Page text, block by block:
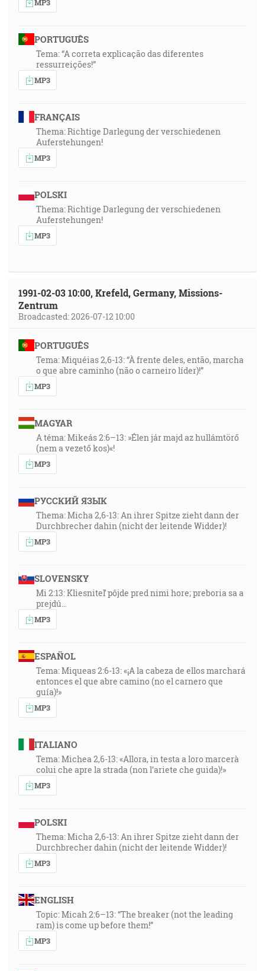
PORTUGUÊS
Tema: “A correta explicação das diferentes
ressurreições!”
MP3
FRANÇAIS
Thema: Richtige Darlegung der verschiedenen
Auferstehungen!
MP3
POLSKI
Thema: Richtige Darlegung der verschiedenen
Auferstehungen!
MP3
1991-02-03 10:00, Krefeld, Germany, Missions-
Zentrum
Broadcasted: 2026-07-12 10:00
PORTUGUÊS
Tema: Miquéias 2,6-13: “À frente deles, então, marcha
o que abre caminho (não o carneiro líder)!”
MP3
MAGYAR
A téma: Mikeás 2:6–13: »Élen jár majd az hullámtörő
(nem a vezető kos)«!
MP3
РУССКИЙ ЯЗЫК
Thema: Micha 2,6-13: An ihrer Spitze zieht dann der
Durchbrecher dahin (nicht der leitende Widder)!
MP3
SLOVENSKY
Mi 2:13: Kliesniteľ pôjde pred nimi hore; preboria sa a
prejdú…
MP3
ESPAÑOL
Tema: Miqueas 2:6-13: «¡A la cabeza de ellos marchará
entonces el que abre camino (no el carnero que
guía)!»
MP3
ITALIANO
Tema: Michea 2,6-13: «Allora, in testa a loro marcerà
colui che apre la strada (non l’ariete che guida)!»
MP3
POLSKI
Thema: Micha 2,6-13: An ihrer Spitze zieht dann der
Durchbrecher dahin (nicht der leitende Widder)!
MP3
ENGLISH
Topic: Micah 2:6–13: “The breaker (not the leading
ram) is come up before them!”
MP3